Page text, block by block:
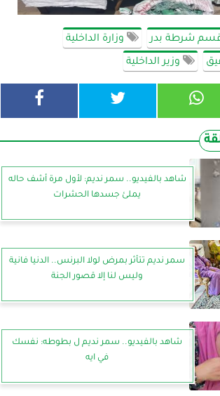
شرطة بدر وزارة الداخلية
وزير الداخلية
شاهد بالفيديو.. سمر نديم: لأول مرة أشف حاله
يملئ جسدها الحشرات
سمر نديم تتأثر بمرض لولا البرنس.. الدنيا فانية
وليس لنا إلا قصور الجنة
شاهد بالفيديو.. سمر نديم ل بطوطه: نفسك
في ايه